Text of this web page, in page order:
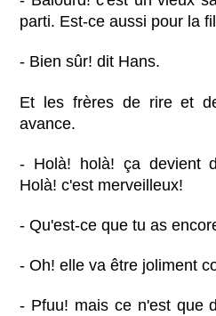
parti. Est-ce aussi pour la
- Bien sûr! dit Hans.
Et les frères de rire et
avance.
- Holà! holà! ça devient
Holà! c'est merveilleux!
- Qu'est-ce que tu as
- Oh! elle va être joliment
- Pfuu! mais ce n'est que